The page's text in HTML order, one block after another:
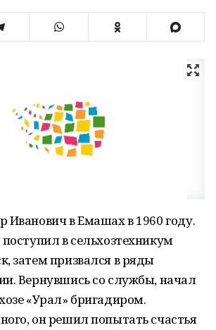
Иванович в Емашах в 1960 году.
в сельхозтехникум
затем призвался в ряды
Вернувшись со службы, начал
«Урал» бригадиром.
он решил попытать счастья